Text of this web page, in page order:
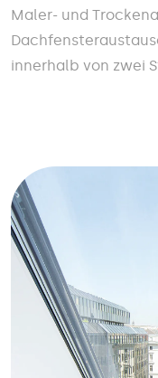
Maler- und
innerhalb von zwei